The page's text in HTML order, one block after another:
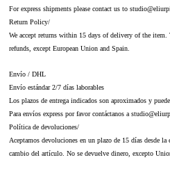
For express shipments please contact us to
Return Policy/
We accept returns within 15 days of delivery of the
refunds, except European Union and Spain.
Envío / DHL
Envío estándar 2/7 días laborables
Los plazos de entrega indicados son aproximados y
Para envíos express por favor contáctanos a
Política de devoluciones/
Aceptamos devoluciones en un plazo de 15 días desde
cambio del artículo. No se devuelve dinero, excepto